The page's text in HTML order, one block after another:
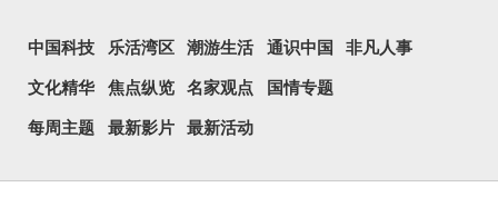
中国科技 乐活湾区 潮游生活 通识中国 非凡人事
文化精华 焦点纵览 名家观点 国情专题
每周主题 最新影片 最新活动